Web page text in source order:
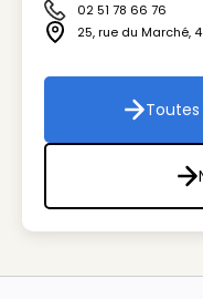
Icône téléphone
02 51 78 66 76
Icône adresse
25, rue du Marché,